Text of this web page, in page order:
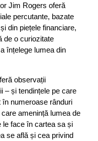
Jim Rogers oferă
percutante, bazate
din piețele financiare,
de o curiozitate
înțelege lumea din
observații
– și tendințele pe care
numeroase rânduri
amenință lumea de
le face în cartea sa și
se află și cea privind